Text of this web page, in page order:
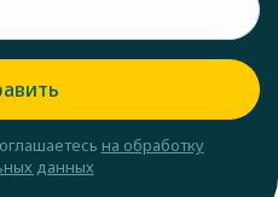
на обработку
данных